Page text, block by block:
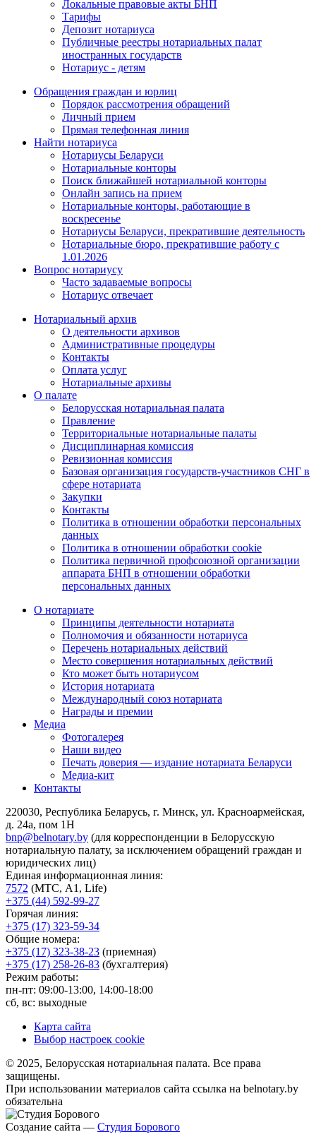
Локальные правовые акты БНП
Тарифы
Депозит нотариуса
Публичные реестры нотариальных палат
иностранных государств
Нотариус - детям
Обращения граждан и юрлиц
Порядок рассмотрения обращений
Личный прием
Прямая телефонная линия
Найти нотариуса
Нотариусы Беларуси
Нотариальные конторы
Поиск ближайшей нотариальной конторы
Онлайн запись на прием
Нотариальные конторы, работающие в
воскресенье
Нотариусы Беларуси, прекратившие деятельность
Нотариальные бюро, прекратившие работу с
1.01.2026
Вопрос нотариусу
Часто задаваемые вопросы
Нотариус отвечает
Нотариальный архив
О деятельности архивов
Административные процедуры
Контакты
Оплата услуг
Нотариальные архивы
О палате
Белорусская нотариальная палата
Правление
Территориальные нотариальные палаты
Дисциплинарная комиссия
Ревизионная комиссия
Базовая организация государств-участников СНГ в
сфере нотариата
Закупки
Контакты
Политика в отношении обработки персональных
данных
Политика в отношении обработки cookie
Политика первичной профсоюзной организации
аппарата БНП в отношении обработки
персональных данных
О нотариате
Принципы деятельности нотариата
Полномочия и обязанности нотариуса
Перечень нотариальных действий
Место совершения нотариальных действий
Кто может быть нотариусом
История нотариата
Международный союз нотариата
Награды и премии
Медиа
Фотогалерея
Наши видео
Печать доверия — издание нотариата Беларуси
Медиа-кит
Контакты
220030, Республика Беларусь, г. Минск, ул. Красноармейская,
д. 24а, пом 1Н
bnp@belnotary.by (для корреспонденции в Белорусскую
нотариальную палату, за исключением обращений граждан и
юридических лиц)
Единая информационная линия:
7572 (МТС, A1, Life)
+375 (44) 592-99-27
Горячая линия:
+375 (17) 323-59-34
Общие номера:
+375 (17) 323-38-23 (приемная)
+375 (17) 258-26-83 (бухгалтерия)
Режим работы:
пн-пт: 09:00-13:00, 14:00-18:00
сб, вс: выходные
Карта сайта
Выбор настроек cookie
© 2025, Белорусская нотариальная палата. Все права
защищены.
При использовании материалов сайта ссылка на belnotary.by
обязательна
Создание сайта — Студия Борового